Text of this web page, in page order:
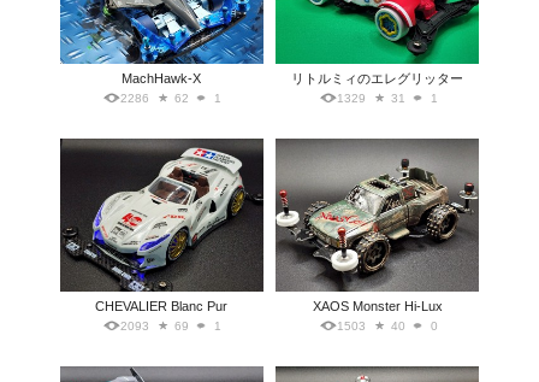
MachHawk-X
2286 62 1
リトルミィのエレグリッター
1329 31 1
CHEVALIER Blanc Pur
2093 69 1
XAOS Monster Hi-Lux
1503 40 0